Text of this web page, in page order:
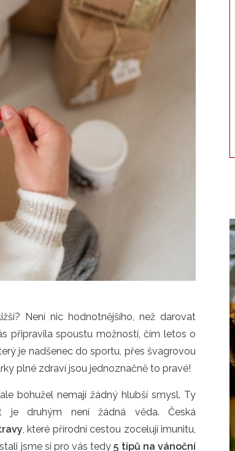
Není nic hodnotnějšího, než darovat
připravila spoustu možností, čím letos o
je nadšenec do sportu, přes švagrovou
plné zdraví jsou jednoznačně to pravé!
bohužel nemají žádný hlubší smysl. Ty
je druhým není žádná věda. Česká
, které přírodní cestou zocelují imunitu,
jsme si pro vás tedy5 tipů na vánoční